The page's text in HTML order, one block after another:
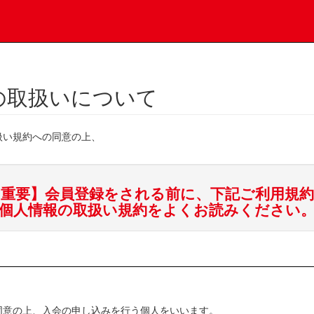
扱いについて
規約への同意の上、
要】会員登録をされる前に、下記ご利用規
人情報の取扱い規約をよくお読みください